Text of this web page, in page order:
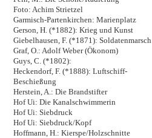
Foto: Achim Strietzel
Garmisch-Partenkirchen: Marienplatz
Gerson, H. (*1882): Krieg und Kunst
Giebelhausen, F. (*1871): Soldatenmarsch
Graf, O.: Adolf Weber (Ökonom)
Guys, C. (*1802):
Heckendorf, F. (*1888): Luftschiff-
Beschießung
Herstein, A.: Die Brandstifter
Hof Ui: Die Kanalschwimmerin
Hof Ui: Siebdruck
Hof Ui: Siebdruck/Kopf
Hoffmann, H.: Kierspe/Holzschnitte